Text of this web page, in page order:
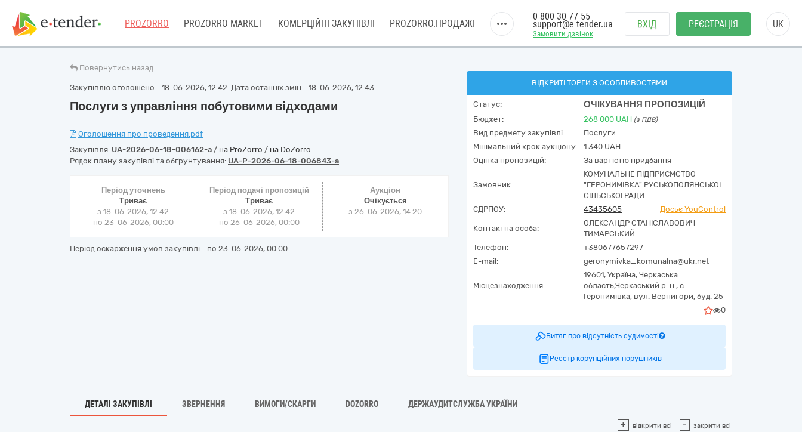
PROZORRO PROZORRO MARKET КОМЕРЦІЙНІ ЗАКУПІВЛІ PROZORRO.ПРОДАЖІ
Замовити дзвінок
0 800 30 77 55
support@e-tender.ua ВХІД РЕЄСТРАЦІЯ UK
Повернутись назад
Закупівлю оголошено - 18-06-2026, 12:42. Дата останніх змін - 18-06-2026, 12:43
Послуги з управління побутовими відходами
Оголошення про проведення.pdf
Закупівля: UA-2026-06-18-006162-a / на ProZorro / на DoZorro
Рядок плану закупівлі та обґрунтування: UA-P-2026-06-18-006843-a
Період уточнень
Триває
з 18-06-2026, 12:42
по 23-06-2026, 00:00
Період подачі пропозицій
Триває
з 18-06-2026, 12:42
по 26-06-2026, 00:00
Аукціон
Очікується
з26-06-2026, 14:20
Період оскарження умов закупівлі - по 23-06-2026, 00:00
ВІДКРИТІ ТОРГИ З ОСОБЛИВОСТЯМИ
Статус: ОЧІКУВАННЯ ПРОПОЗИЦІЙ
Бюджет: 268 000 UAH (з ПДВ)
Вид предмету закупівлі:
Послуги
Мінімальний крок аукціону:
1 340 UAH
Оцінка пропозицій:
За вартістю придбання
Замовник:
КОМУНАЛЬНЕ ПІДПРИЄМСТВО
"ГЕРОНИМІВКА" РУСЬКОПОЛЯНСЬКОЇ
СІЛЬСЬКОЇ РАДИ
ЄДРПОУ:
43435605 Досьє YouControl
Контактна особа:
ОЛЕКСАНДР СТАНІСЛАВОВИЧ
ТИМАРСЬКИЙ
Телефон:
+380677657297
E-mail:
geronymivka_komunalna@ukr.net
Місцезнаходження:
19601, Україна, Черкаська
область,Черкаський р-н., с.
Геронимівка, вул. Вернигори, буд. 25
0
Витяг про відсутність судимості
Реєстр корупційних порушників
ДЕТАЛІ ЗАКУПІВЛІ ЗВЕРНЕННЯ ВИМОГИ/СКАРГИ DOZORRO ДЕРЖАУДИТСЛУЖБА УКРАЇНИ
+ відкрити всі - закрити всі